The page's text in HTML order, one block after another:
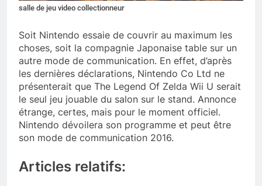
salle de jeu video collectionneur
Soit Nintendo essaie de couvrir au maximum les
choses, soit la compagnie Japonaise table sur un
autre mode de communication. En effet, d’après
les dernières déclarations, Nintendo Co Ltd ne
présenterait que The Legend Of Zelda Wii U serait
le seul jeu jouable du salon sur le stand. Annonce
étrange, certes, mais pour le moment officiel.
Nintendo dévoilera son programme et peut être
son mode de communication 2016.
Articles relatifs: